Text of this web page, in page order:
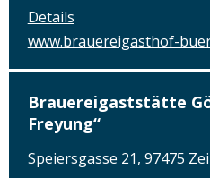
Details
www.brauereigasthof-
Brauereigaststätte
Freyung“
Speiersgasse 21, 97475